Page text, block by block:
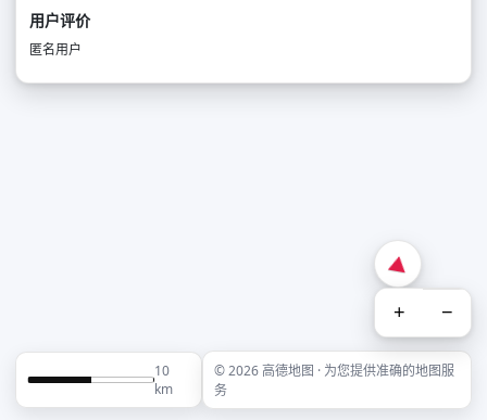
用户评价
匿名用户
+ −
10
km
© 2026 高德地图 · 为您提供准确的地图服
务